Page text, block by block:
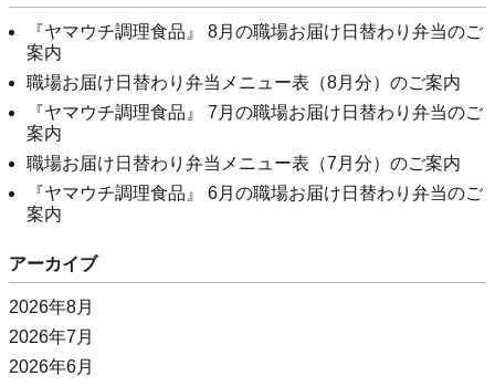
『ヤマウチ調理食品』 8月の職場お届け日替わり弁当のご
案内
職場お届け日替わり弁当メニュー表（8月分）のご案内
『ヤマウチ調理食品』 7月の職場お届け日替わり弁当のご
案内
職場お届け日替わり弁当メニュー表（7月分）のご案内
『ヤマウチ調理食品』 6月の職場お届け日替わり弁当のご
案内
アーカイブ
2026年8月
2026年7月
2026年6月